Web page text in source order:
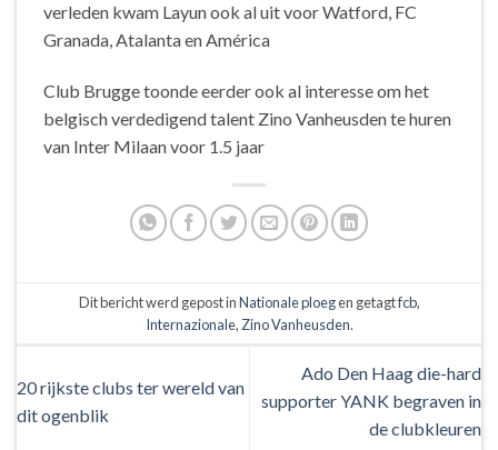
verleden kwam Layun ook al uit voor Watford, FC
Granada, Atalanta en América
Club Brugge toonde eerder ook al interesse om het
belgisch verdedigend talent Zino Vanheusden te huren
van Inter Milaan voor 1.5 jaar
Dit bericht werd gepost inNationale ploegen getagtfcb,
Internazionale, Zino Vanheusden.
20 rijkste clubs ter wereld van
dit ogenblik
Ado Den Haag die-hard
supporter YANK begraven in
de clubkleuren